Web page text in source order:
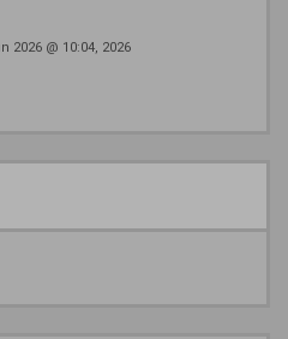
2026 @ 10:04, 2026